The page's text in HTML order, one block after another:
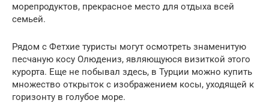
морепродуктов, прекрасное место для отдыха всей
семьей.
Рядом с Фетхие туристы могут осмотреть знаменитую
песчаную косу Олюдениз, являющуюся визиткой этого
курорта. Еще не побывал здесь, в Турции можно купить
множество открыток с изображением косы, уходящей к
горизонту в голубое море.